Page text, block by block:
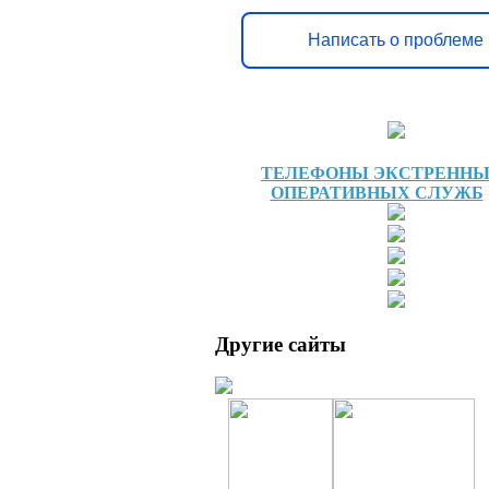
Написать о проблеме
ТЕЛЕФОНЫ
ОПЕРАТИВНЫХ СЛУЖБ
Другие сайты